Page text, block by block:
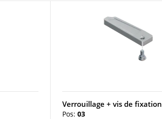
Verrouillage + vis de fixation
Pos: 03